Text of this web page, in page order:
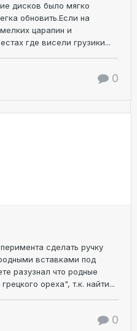
дисков было мягко
обновить.Если на
царапин и
где висели грузики...
0
сделать ручку
вставками под
разузнал что родные
ореха", т.к. найти...
0